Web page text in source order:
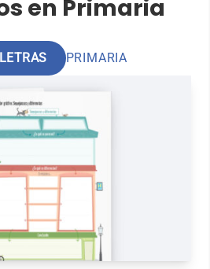
en Primaria
PRIMARIA